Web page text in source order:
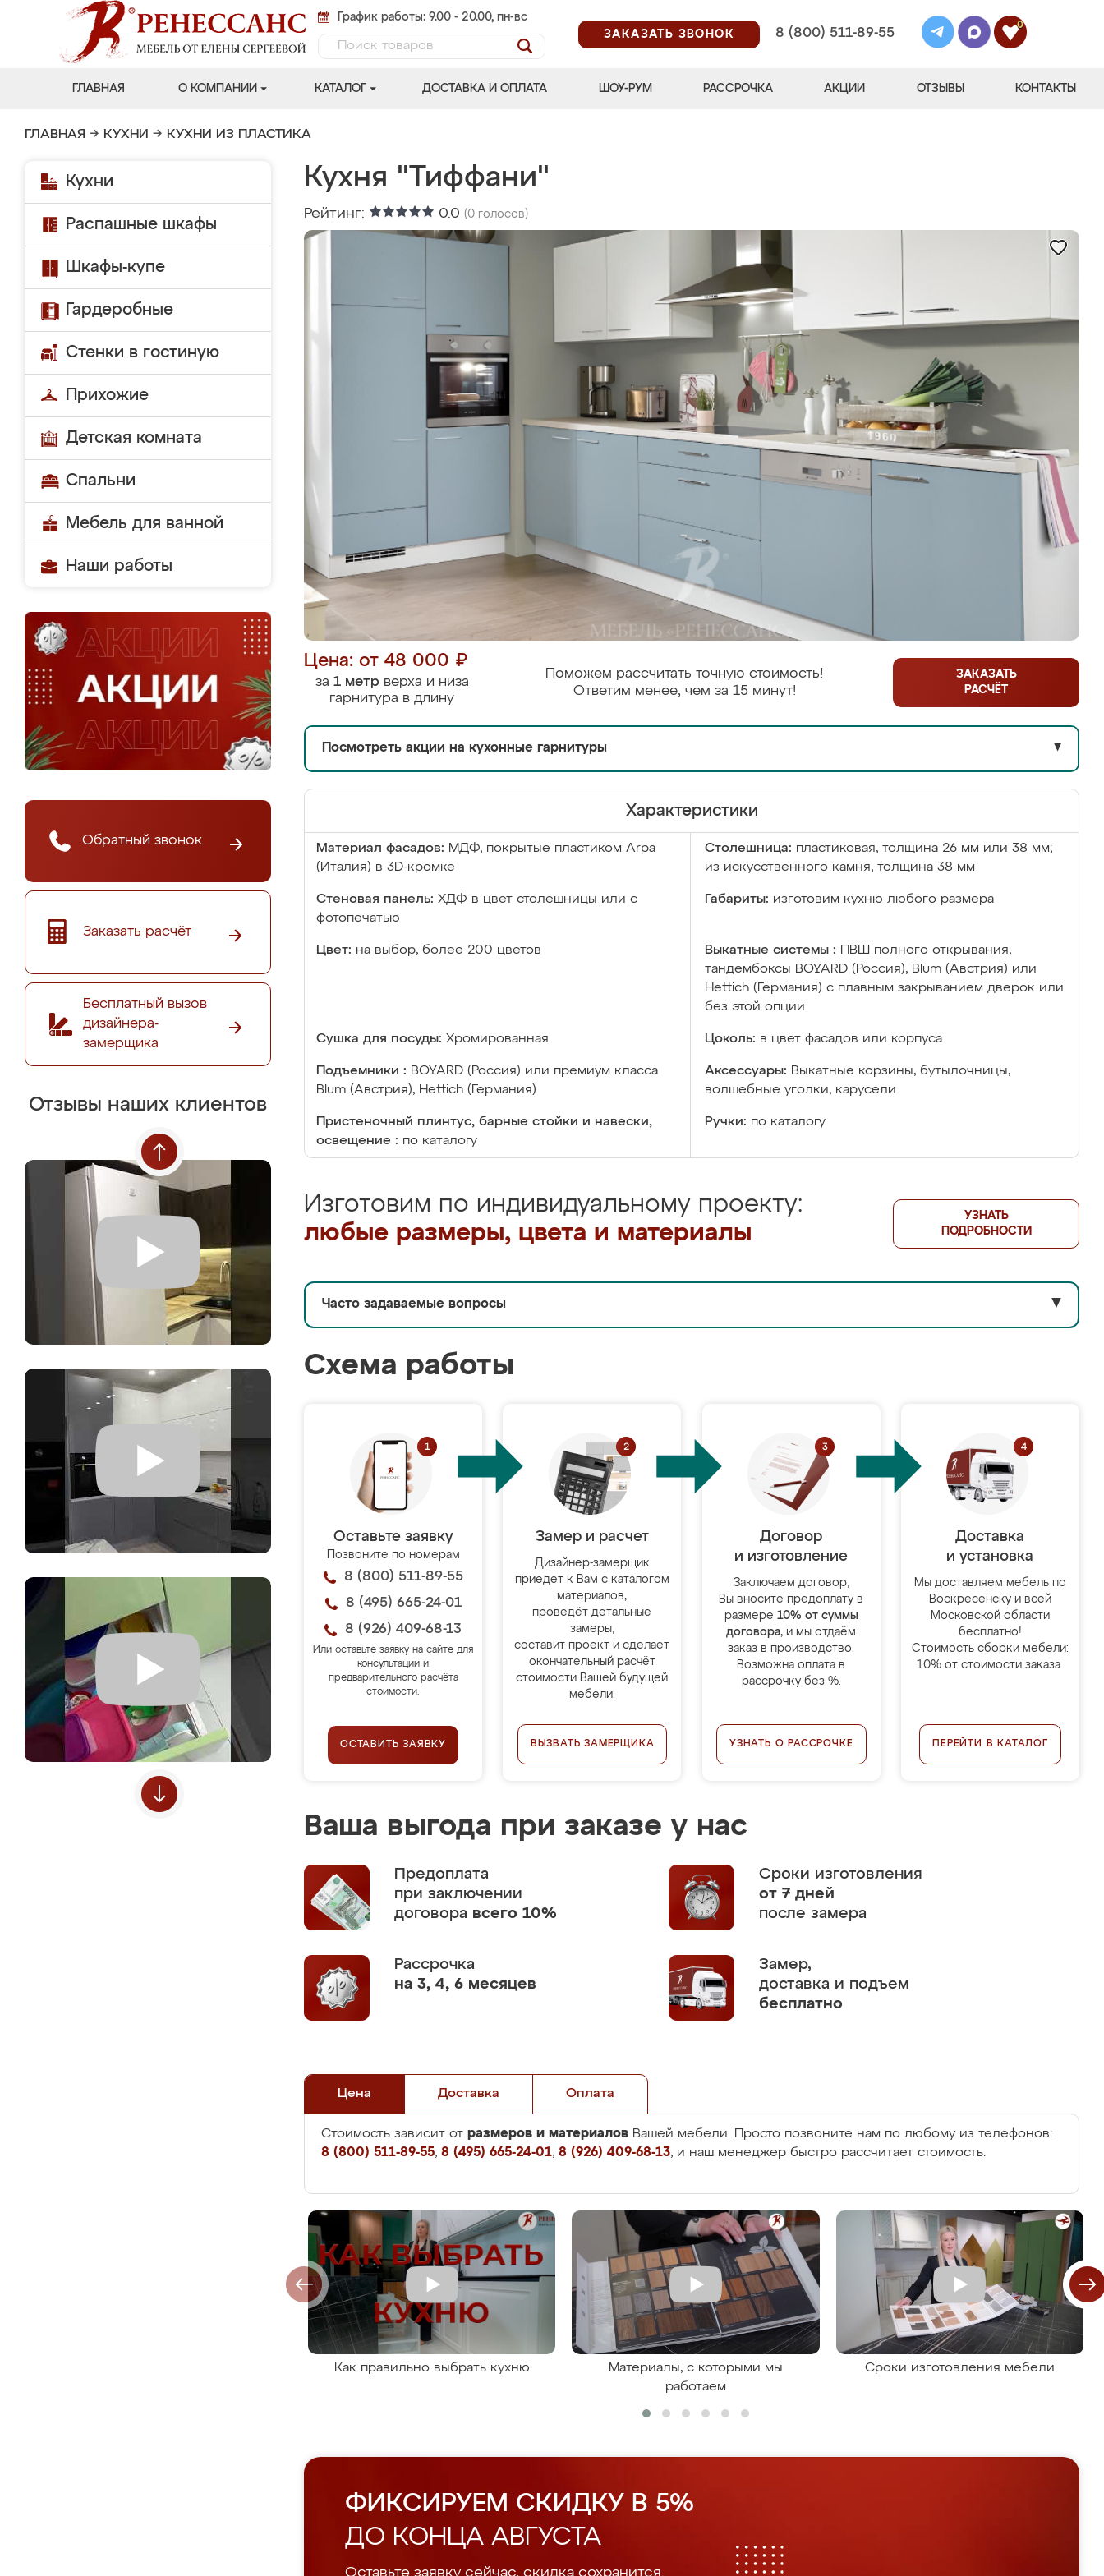
График работы: 9.00 - 20.00, пн-вс
ЗАКАЗАТЬ ЗВОНОК
8 (800) 511-89-55
0
ГЛАВНАЯ О КОМПАНИИ КАТАЛОГ ДОСТАВКА И ОПЛАТА ШОУ-РУМ РАССРОЧКА АКЦИИ ОТЗЫВЫ КОНТАКТЫ
ГЛАВНАЯ → КУХНИ → КУХНИ ИЗ ПЛАСТИКА
Кухни
Распашные шкафы
Шкафы-купе
Гардеробные
Стенки в гостиную
Прихожие
Детская комната
Спальни
Мебель для ванной
Наши работы
Обратный звонок
Заказать расчёт
Бесплатный вызов
дизайнера-
замерщика
Отзывы наших клиентов
Кухня "Тиффани"
Рейтинг: 0.0 (0 голосов)
Цена: от 48 000 ₽
за 1 метрверха и низа
гарнитура в длину
Поможем рассчитать точную стоимость!
Ответим менее, чем за 15 минут!
ЗАКАЗАТЬ
РАСЧЁТ
Посмотреть акции на кухонные гарнитуры ▼
Характеристики
Материал фасадов: МДФ, покрытые пластиком Arpa
(Италия) в 3D-кромке
Столешница: пластиковая, толщина 26 мм или 38 мм;
из искусственного камня, толщина 38 мм
Стеновая панель: ХДФ в цвет столешницы или с
фотопечатью
Габариты: изготовим кухню любого размера
Цвет: на выбор, более 200 цветов Выкатные системы :
ПВШ полного открывания,
тандембоксы BOYARD (Россия), Blum (Австрия) или
Hettich (Германия) с плавным закрыванием дверок или
без этой опции
Сушка для посуды: Хромированная Цоколь: в цвет фасадов или корпуса
Подъемники : BOYARD (Россия) или премиум класса
Blum (Австрия), Hettich (Германия)
Аксессуары: Выкатные корзины, бутылочницы,
волшебные уголки, карусели
Пристеночный плинтус, барные стойки и навески,
освещение : по каталогу
Ручки: по каталогу
Изготовим по индивидуальному проекту:
любые размеры, цвета и материалы
УЗНАТЬ
ПОДРОБНОСТИ
Часто задаваемые вопросы ▼
Схема работы
Оставьте заявку
Позвоните по номерам
8 (800) 511-89-55
8 (495) 665-24-01
8 (926) 409-68-13
Или оставьте заявку на сайте для
консультации и
предварительного расчёта
стоимости.
ОСТАВИТЬ ЗАЯВКУ
Замер и расчет
Дизайнер-замерщик
приедет к Вам с каталогом
материалов,
проведёт детальные
замеры,
составит проект и сделает
окончательный расчёт
стоимости Вашей будущей
мебели.
ВЫЗВАТЬ ЗАМЕРЩИКА
Договор
и изготовление
Заключаем договор,
Вы вносите предоплату в
размере 10% от суммы
договора, и мы отдаём
заказ в производство.
Возможна оплата в
рассрочку без %.
УЗНАТЬ О РАССРОЧКЕ
Доставка
и установка
Мы доставляем мебель по
Воскресенску и всей
Московской области
бесплатно!
Стоимость сборки мебели:
10% от стоимости заказа.
ПЕРЕЙТИ В КАТАЛОГ
Ваша выгода при заказе у нас
Предоплата
при заключении
договора всего 10%
Сроки изготовления
от 7 дней
после замера
Рассрочка
на 3, 4, 6 месяцев
Замер,
доставка и подъем
бесплатно
Цена Доставка Оплата
Стоимость зависит от размеров и материалов Вашей мебели. Просто позвоните нам по любому из телефонов:
8 (800) 511-89-55, 8 (495) 665-24-01, 8 (926) 409-68-13, и наш менеджер быстро рассчитает стоимость.
Как правильно выбрать кухню
Материалы, с которыми мы
работаем
Сроки изготовления мебели
ФИКСИРУЕМ СКИДКУ В 5%
ДО КОНЦА АВГУСТА
Оставьте заявку сейчас, скидка сохранится.